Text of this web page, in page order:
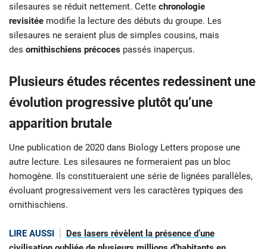
silesaures se réduit nettement. Cette chronologie
revisitée modifie la lecture des débuts du groupe. Les
silesaures ne seraient plus de simples cousins, mais
des ornithischiens précoces passés inaperçus.
Plusieurs études récentes redessinent une
évolution progressive plutôt qu’une
apparition brutale
Une publication de 2020 dans Biology Letters propose une
autre lecture. Les silesaures ne formeraient pas un bloc
homogène. Ils constitueraient une série de lignées parallèles,
évoluant progressivement vers les caractères typiques des
ornithischiens.
LIRE AUSSI
Des lasers révèlent la présence d’une